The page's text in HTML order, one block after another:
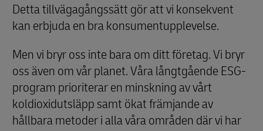
Detta tillvägagångssätt gör att vi konsekvent
kan erbjuda en bra konsumentupplevelse.
Men vi bryr oss inte bara om ditt företag. Vi bryr
oss även om vår planet. Våra långtgående ESG-
program prioriterar en minskning av vårt
koldioxidutsläpp samt ökat främjande av
hållbara metoder i alla våra områden där vi har